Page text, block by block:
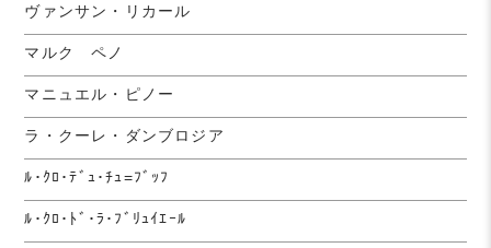
ヴァンサン・リカール
マルク ペノ
マニュエル・ピノー
ラ・クーレ・ダンブロジア
ﾙ･ｸﾛ･ﾃﾞｭ･ﾁｭ=ﾌﾞｯﾌ
ﾙ･ｸﾛ･ﾄﾞ･ﾗ･ﾌﾞﾘｭｲｴｰﾙ